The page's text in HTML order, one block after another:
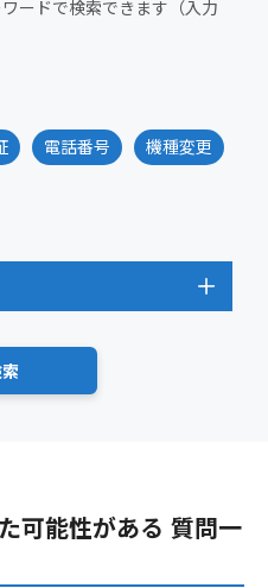
ードで検索できます（入力
電話番号 機種変更
可能性がある 質問一